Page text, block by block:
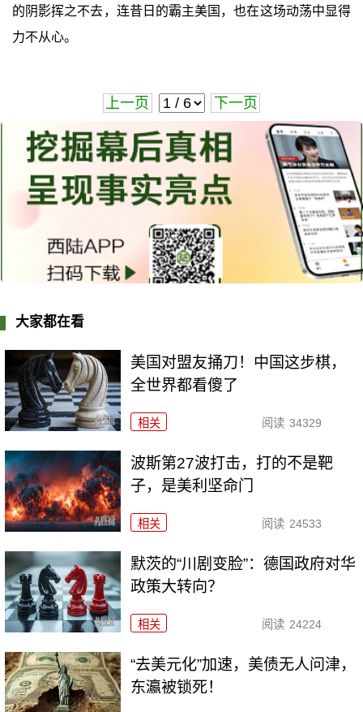
的阴影挥之不去，连昔日的霸主美国，也在这场动荡中显得
力不从心。
上一页 下一页
大家都在看
美国对盟友捅刀！中国这步棋，
全世界都看傻了
相关 阅读 34329
波斯第27波打击，打的不是靶
子，是美利坚命门
相关 阅读 24533
默茨的“川剧变脸”：德国政府对华
政策大转向？
相关 阅读 24224
“去美元化”加速，美债无人问津，
东瀛被锁死！